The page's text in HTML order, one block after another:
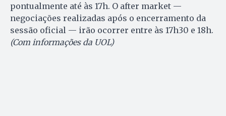
pontualmente até às 17h. O after market —
negociações realizadas após o encerramento da
sessão oficial — irão ocorrer entre às 17h30 e 18h.
(Com informações da UOL)